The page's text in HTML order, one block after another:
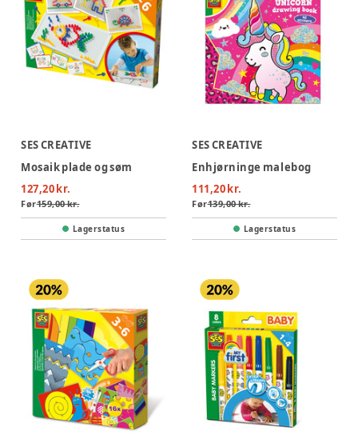
SES CREATIVE
Mosaik plade og søm
127,20 kr.
Før159,00 kr.
Lagerstatus
SES CREATIVE
Enhjørninge malebog
111,20 kr.
Før139,00 kr.
Lagerstatus